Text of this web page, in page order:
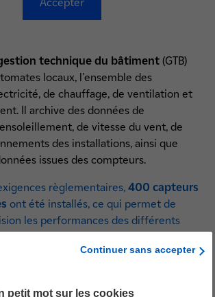
technique du bâtiment (GTB)
locaux, l'ensemble des
de chauffage, de ventilation et
Il archive des données de
de vitesse du vent, de
des installations, ainsi que
issues des compteurs.
règlementaires, 400 capteurs
ont été installés, ce qui permet de
les performances des différents
compteurs de chaud et froid et 60
Continuer sans accepter
petit mot sur les cookies